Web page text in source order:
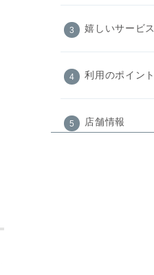
嬉しいサービス
利用のポイント
店舗情報